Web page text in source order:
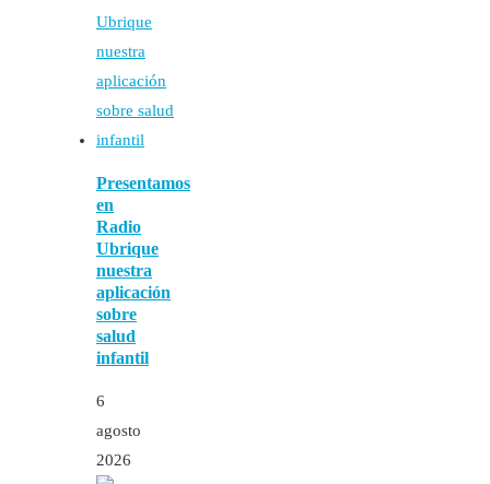
Presentamos
en
Radio
Ubrique
nuestra
aplicación
sobre
salud
infantil
6
agosto
2026